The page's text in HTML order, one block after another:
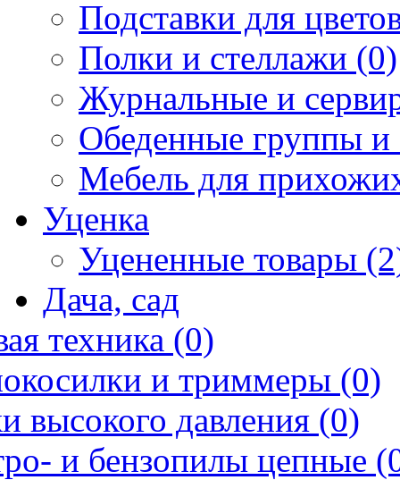
Подставки для
Полки и стеллажи (0)
Журнальные и
Обеденные группы и
Мебель для
Уценка
Уцененные товары
Дача, сад
техника (0)
и триммеры (0)
высокого давления (0)
и бензопилы цепные